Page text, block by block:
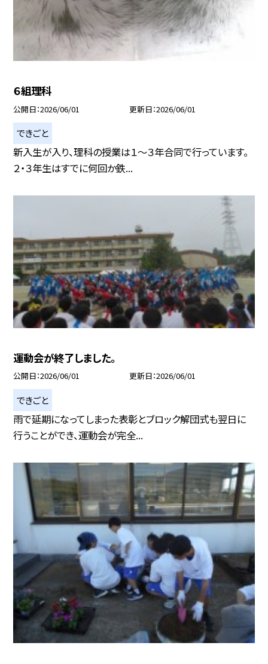
６組理科
公開日 2026/06/01 更新日 2026/06/01
できごと
新入生が入り、理科の授業は１〜３年合同で行っています。
２・３年生はすでに何回か鉄...
運動会が終了しました。
公開日 2026/06/01 更新日 2026/06/01
できごと
雨で延期になってしまった表彰とブロック解団式も翌日に
行うことができ、運動会が完全...